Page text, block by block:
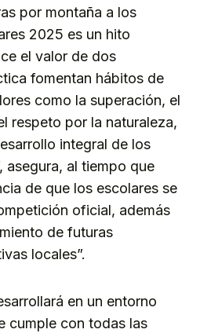
por montaña a los
2025 es un hito
el valor de dos
fomentan hábitos de
como la superación, el
respeto por la naturaleza,
integral de los
asegura, al tiempo que
de que los escolares se
oficial, además
de futuras
locales”.
en un entorno
cumple con todas las